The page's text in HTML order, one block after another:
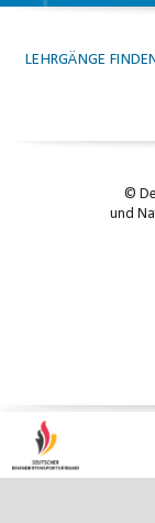
LEHRGÄNGE FINDEN
©
und